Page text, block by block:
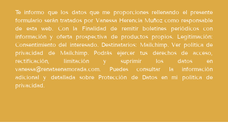
Te informo que los datos que me proporciones rellenando el presente
formulario serán tratados por Vanessa Herencia Muñoz como responsable
de esta web. Con la Finalidad de remitir boletines periódicos con
información y oferta prospectiva de productos propios. Legitimación:
Consentimiento del interesado. Destinatarios: Mailchimp. Ver política de
privacidad de Mailchimp. Podrás ejercer tus derechos de acceso,
rectificación, limitación y suprimir los datos en
vanessa@renataenamorada.com. Puedes consultar la información
adicional y detallada sobre Protección de Datos en mi política de
privacidad.